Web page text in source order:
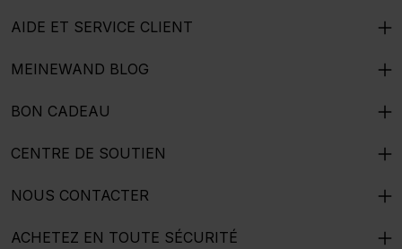
AIDE ET SERVICE CLIENT
MEINEWAND BLOG
BON CADEAU
CENTRE DE SOUTIEN
NOUS CONTACTER
ACHETEZ EN TOUTE SÉCURITÉ